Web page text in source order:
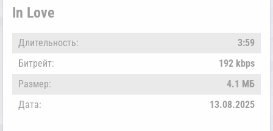
In Love
Длительность:
3:59
Битрейт:
192 kbps
Размер:
4.1 МБ
Дата:
13.08.2025